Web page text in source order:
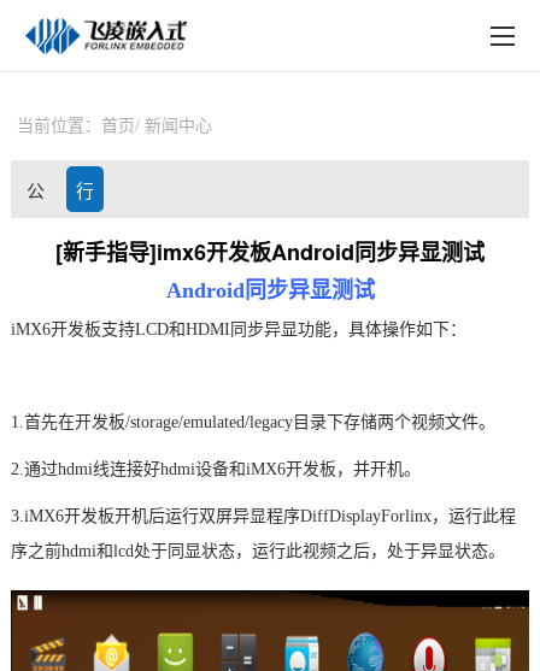
技术与支持
在线文档
方案定制
天猫商城
淘宝商城
技术论坛
在线购买
当前位置： 首页 新闻中心
公 行
业
讯
[新手指导]imx6开发板Android同步异显测试
Android同步异显测试
iMX6开发板支持LCD和HDMI 同步异显功能，具体操作如下：
1.首先在开发板/storage/emulated/legacy目录下存储两个视频文件。
2.通过hdmi线连接好hdmi设备和iMX6开发板 ，并开机。
3.iMX6开发板开机后运行双屏异显程序DiffDisplayForlinx，运行此程
序之前hdmi和lcd处于同显状态，运行此视频之后，处于异显状态。